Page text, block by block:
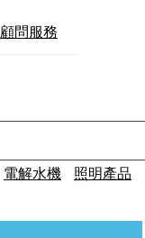
顧問服務
電解水機
照明產品